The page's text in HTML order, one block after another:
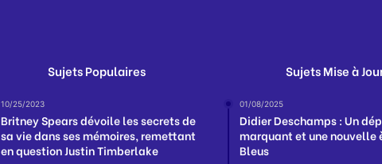
Sujets Populaires
10/25/2023
Britney Spears dévoile les secrets de
sa vie dans ses mémoires, remettant
en question Justin Timberlake
Sujets Mise à
01/08/2025
Didier Deschamps : Un
marquant et une nouvelle
Bleus